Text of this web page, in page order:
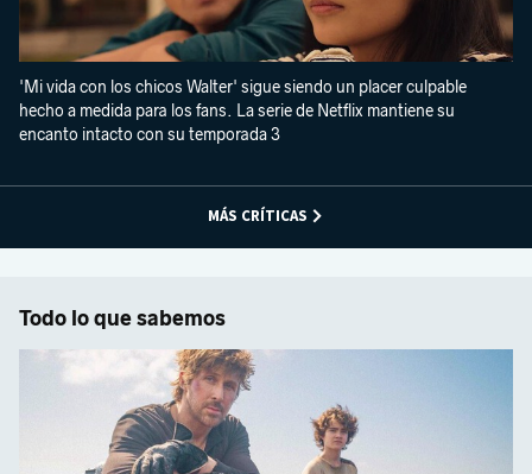
'Mi vida con los chicos Walter' sigue siendo un placer culpable
hecho a medida para los fans. La serie de Netflix mantiene su
encanto intacto con su temporada 3
MÁS CRÍTICAS
Todo lo que sabemos